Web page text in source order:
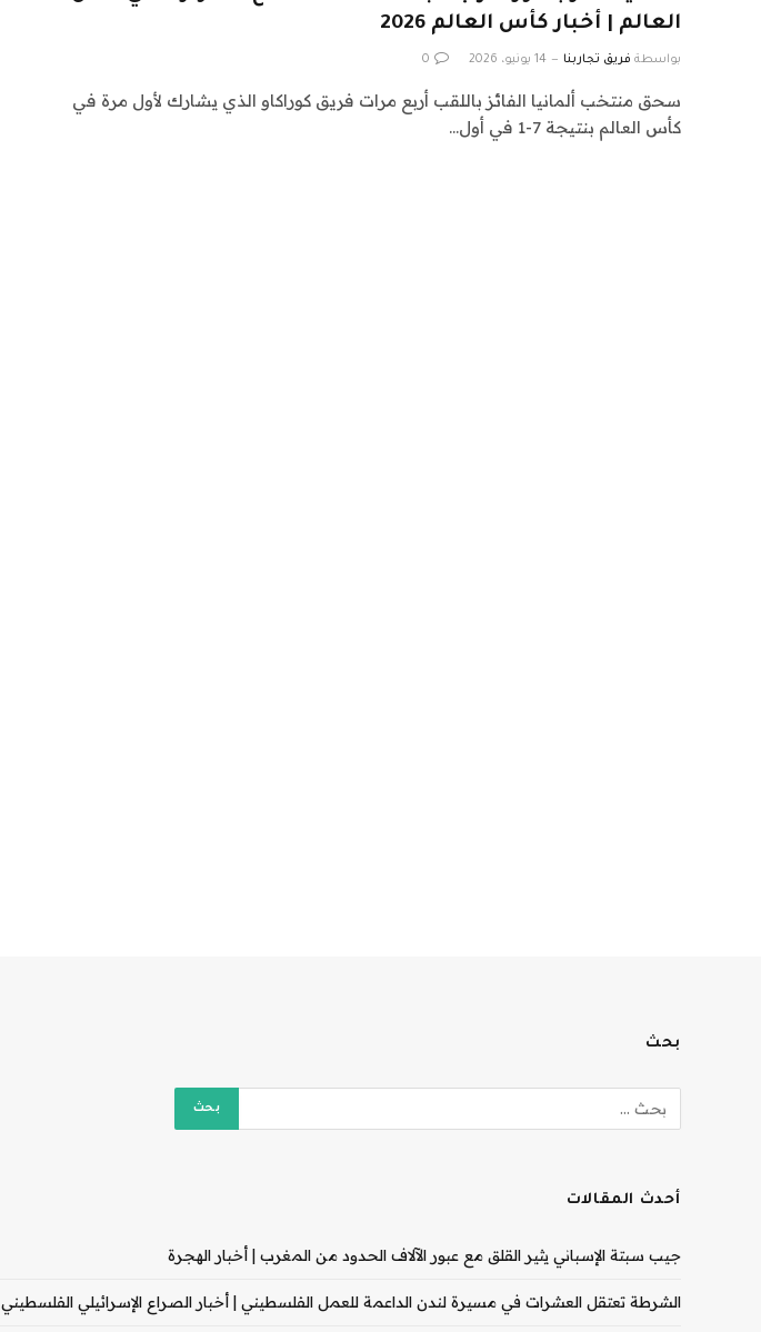
العالم | أخبار كأس العالم 2026
بواسطة فريق تجاربنا 14 يونيو، 2026 0
سحق منتخب ألمانيا الفائز باللقب أربع مرات فريق كوراكاو الذي يشارك لأول مرة في
كأس العالم بنتيجة 7-1 في أول…
بحث
أحدث المقالات
جيب سبتة الإسباني يثير القلق مع عبور الآلاف الحدود من المغرب | أخبار الهجرة
الشرطة تعتقل العشرات في مسيرة لندن الداعمة للعمل الفلسطيني | أخبار الصراع الإسرائيلي الفلسطيني